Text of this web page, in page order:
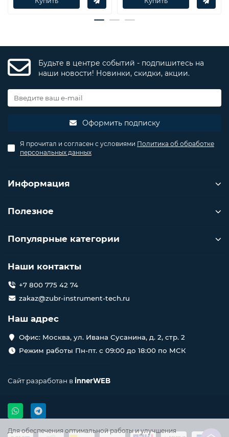
Для обеспечения оптимальной работы и улучшения
Будьте в центре событий - подпишитесь на
наши новости! Новинки, скидки, акции.
Оформить подписку
Я прочитал и согласен с условиями Политика об обработке
персональных данных
Информация
Полезное
Популярные категории
Наши контакты
+7 800 775 42 74
zakaz@zubr-instrument-tech.ru
Наш адрес
Офис: Москва, ул. Ивана Сусанина, д. 2, стр. 2
Режим работы Пн-пт. с 09:00 до 18:00 по МСК
Сайт разработан вinnerWEB